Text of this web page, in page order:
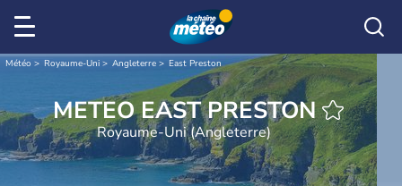
Météo Royaume-Uni Angleterre East Preston
METEO EAST PRESTON
Royaume-Uni (Angleterre)